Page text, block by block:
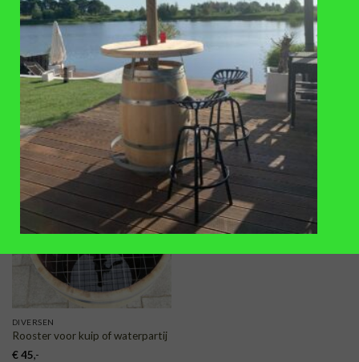
ACCESSOIRES
Lage hardhouten
regentonverhoger, zwart, 53 tot
57cm, 225 liter
32,50
DIVERSEN
Lijnolie gekookt voor regenton of
plantenbak, 1 liter
€11,95
TOEVOEGEN
VERLANGLIJST
DIVERSEN
Rooster voor kuip of waterpartij
€45,-